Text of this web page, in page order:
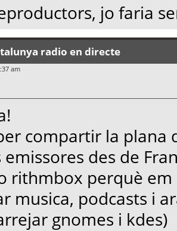
jo faria
radio en directe
am
compartir la plana
des de
rithmbox perquè
musica, podcasts i
gnomes i kdes)